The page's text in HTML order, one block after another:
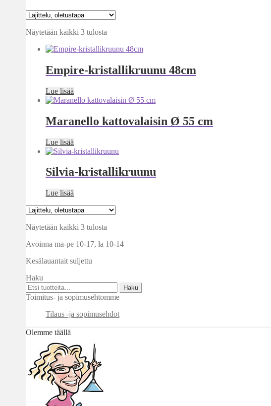
Näytetään kaikki 3 tulosta
Empire-kristallikruunu 48cm
Lue lisää
Maranello kattovalaisin Ø 55 cm
Lue lisää
Silvia-kristallikruunu
Lue lisää
Näytetään kaikki 3 tulosta
Avoinna ma-pe 10-17, la 10-14
Kesälauantait suljettu
Haku
Etsi:
Haku
Toimitus- ja sopimusehtomme
Tilaus -ja sopimusehdot
Olemme täällä